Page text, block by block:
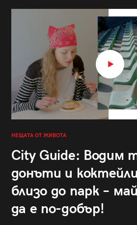
НЕЩАТА ОТ ЖИВОТА
City Guide: Водим
донъти и
близо до парк –
да е по-добър!